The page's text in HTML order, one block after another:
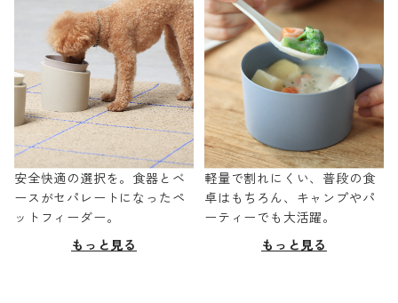
安全快適の選択を。食器とベ
ースがセパレートになったペ
ットフィーダー。
もっと見る
軽量で割れにくい、普段の食
卓はもちろん、キャンプやパ
ーティーでも大活躍。
もっと見る